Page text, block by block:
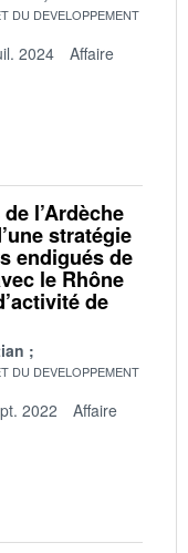
DU DEVELOPPEMENT
2024
Affaire
l’Ardèche
stratégie
endigués de
le Rhône
de
DU DEVELOPPEMENT
2022
Affaire